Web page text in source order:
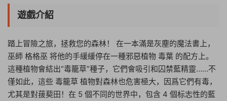
遊戲介紹
踏上冒險之旅，拯救您的森林！ 在一本滿是灰塵的魔法書上，
巫師 格格巫 将他的手緩緩停在一種邪惡植物 毒葉 的配方上。
這種植物會結出“毒籠草”種子，它們會吸引和囚禁藍精靈……不
僅如此，這些 毒籠草 植物對森林也危害極大，因爲它們有毒，
尤其是對菝葜田！在 5 個不同的世界中，包含 4 個标志性的藍